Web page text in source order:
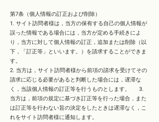
第7条（個人情報の訂正および削除）
1. サイト訪問者様は，当方の保有する自己の個人情報が
誤った情報である場合には，当方が定める手続きによ
り，当方に対して個人情報の訂正，追加または削除（以
下，「訂正等」といいます。）を請求することができま
す。
2. 当方は，サイト訪問者様から前項の請求を受けてその
請求に応じる必要があると判断した場合には，遅滞な
く，当該個人情報の訂正等を行うものとします。 3.
当方は，前項の規定に基づき訂正等を行った場合，また
は訂正等を行わない旨の決定をしたときは遅滞なく，こ
れをサイト訪問者様に通知します。